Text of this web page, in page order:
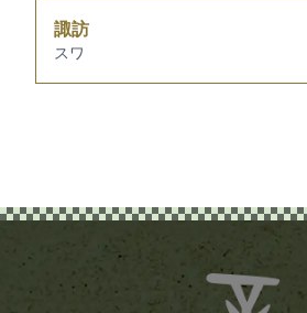
諏訪
スワ